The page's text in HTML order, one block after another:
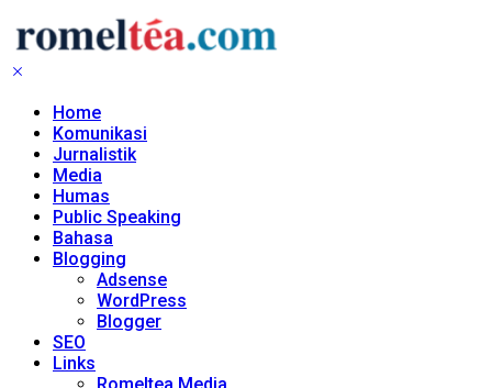
Home
Komunikasi
Jurnalistik
Media
Humas
Public Speaking
Bahasa
Blogging
Adsense
WordPress
Blogger
SEO
Links
Romeltea Media